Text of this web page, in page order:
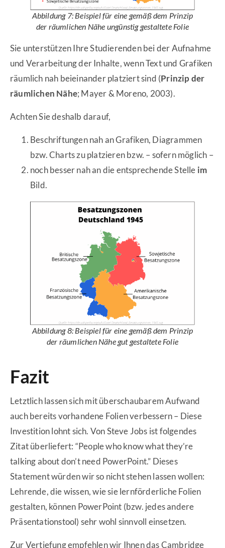
Abbildung 7: Beispiel für eine gemäß dem Prinzip
der räumlichen Nähe ungünstig gestaltete Folie
Sie unterstützen Ihre Studierenden bei der Aufnahme
und Verarbeitung der Inhalte, wenn Text und Grafiken
räumlich nah beieinander platziert sind (Prinzip der
räumlichen Nähe; Mayer & Moreno, 2003).
Achten Sie deshalb darauf,
Beschriftungen nah an Grafiken, Diagrammen
bzw. Charts zu platzieren bzw. – sofern möglich –
noch besser nah an die entsprechende Stelle im
Bild.
Abbildung 8: Beispiel für eine gemäß dem Prinzip
der räumlichen Nähe gut gestaltete Folie
Fazit
Letztlich lassen sich mit überschaubarem Aufwand
auch bereits vorhandene Folien verbessern – Diese
Investition lohnt sich. Von Steve Jobs ist folgendes
Zitat überliefert: “People who know what they’re
talking about don’t need PowerPoint.” Dieses
Statement würden wir so nicht stehen lassen wollen:
Lehrende, die wissen, wie sie lernförderliche Folien
gestalten, können PowerPoint (bzw. jedes andere
Präsentationstool) sehr wohl sinnvoll einsetzen.
Zur Vertiefung empfehlen wir Ihnen dasCambridge